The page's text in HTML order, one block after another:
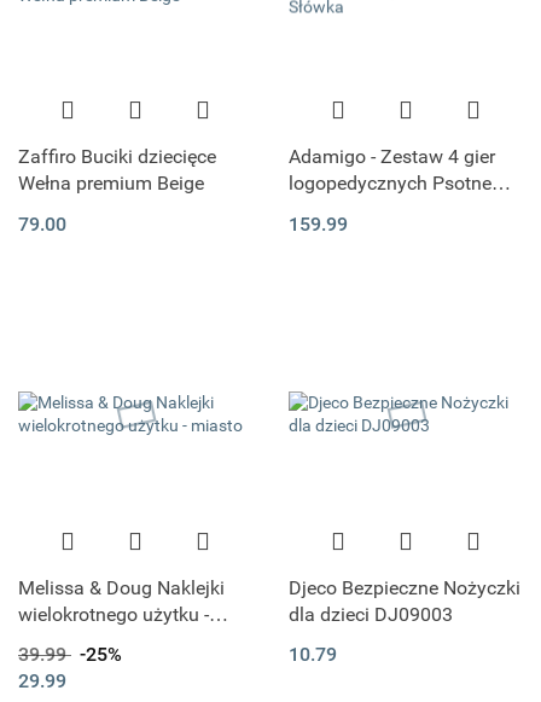
Zaffiro Buciki dziecięce
Wełna premium Beige
79.00
Adamigo - Zestaw 4 gier
logopedycznych Psotne
159.99
Melissa & Doug Naklejki
wielokrotnego użytku -
39.99 -25%
29.99
Djeco Bezpieczne Nożyczki
dla dzieci DJ09003
10.79